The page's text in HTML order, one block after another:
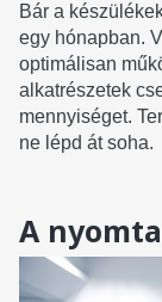
Bár a
egy hónapban.
optimálisan
alkatrészetek
mennyiséget.
ne lépd át soha.
A